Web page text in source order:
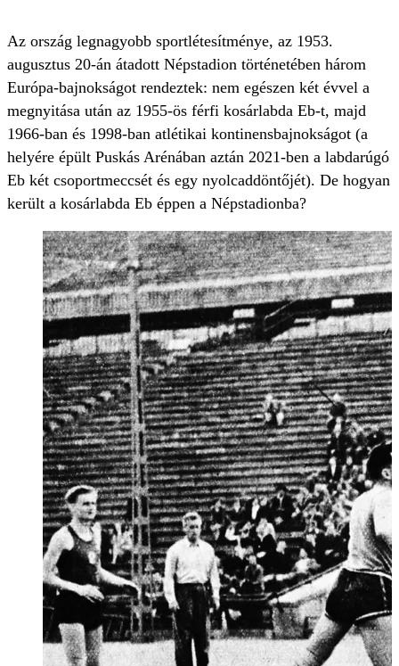
Az ország legnagyobb sportlétesítménye, az 1953.
augusztus 20-án átadott Népstadion történetében három
Európa-bajnokságot rendeztek: nem egészen két évvel a
megnyitása után az 1955-ös férfi kosárlabda Eb-t, majd
1966-ban és 1998-ban atlétikai kontinensbajnokságot (a
helyére épült Puskás Arénában aztán 2021-ben a labdarúgó
Eb két csoportmeccsét és egy nyolcaddöntőjét). De hogyan
került a kosárlabda Eb éppen a Népstadionba?